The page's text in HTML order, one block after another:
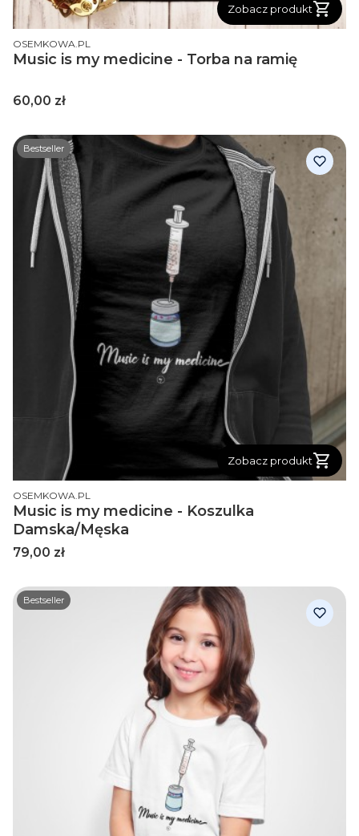
Zobacz produkt
PRODUCENT
OSEMKOWA.PL
Music is my medicine - Torba na ramię
Cena
60,00 zł
Bestseller
Zobacz produkt
PRODUCENT
OSEMKOWA.PL
Music is my medicine - Koszulka
Damska/Męska
Cena
79,00 zł
Bestseller